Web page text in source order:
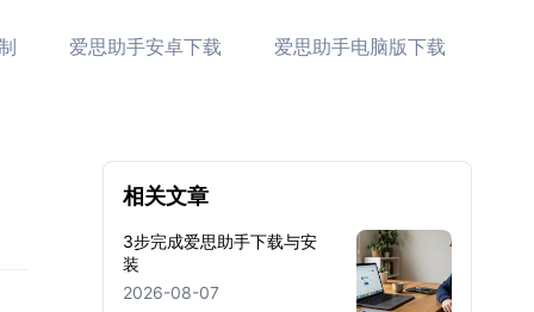
爱思助手安卓下载 爱思助手电脑版下载
相关文章
3步完成爱思助手下载与安
装
2026-08-07